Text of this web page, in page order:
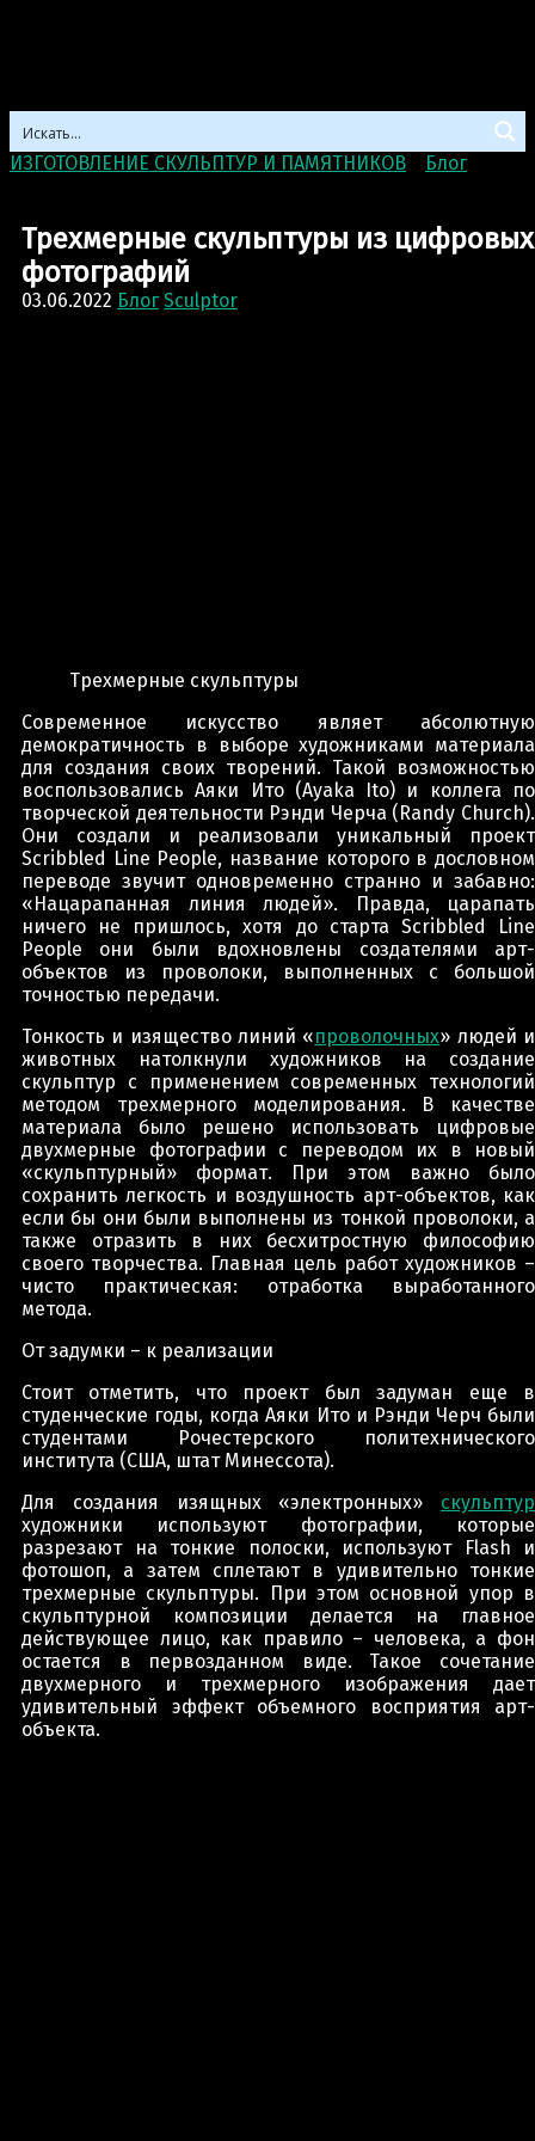
ИЗГОТОВЛЕНИЕ СКУЛЬПТУР И ПАМЯТНИКОВ Блог>
Трехмерные скульптуры из цифровых
фотографий
03.06.2022 Блог Sculptor
Трехмерные скульптуры
Современное искусство являет абсолютную
демократичность в выборе художниками материала
для создания своих творений. Такой возможностью
воспользовались Аяки Ито (Ayaka Ito) и коллега по
творческой деятельности Рэнди Черча (Randy Church).
Они создали и реализовали уникальный проект
Scribbled Line People, название которого в дословном
переводе звучит одновременно странно и забавно:
«Нацарапанная линия людей». Правда, царапать
ничего не пришлось, хотя до старта Scribbled Line
People они были вдохновлены создателями арт-
объектов из проволоки, выполненных с большой
точностью передачи.
Тонкость и изящество линий «проволочных» людей и
животных натолкнули художников на создание
скульптур с применением современных технологий
методом трехмерного моделирования. В качестве
материала было решено использовать цифровые
двухмерные фотографии с переводом их в новый
«скульптурный» формат. При этом важно было
сохранить легкость и воздушность арт-объектов, как
если бы они были выполнены из тонкой проволоки, а
также отразить в них бесхитростную философию
своего творчества. Главная цель работ художников –
чисто практическая: отработка выработанного
метода.
От задумки – к реализации
Стоит отметить, что проект был задуман еще в
студенческие годы, когда Аяки Ито и Рэнди Черч были
студентами Рочестерского политехнического
института (США, штат Минессота).
Для создания изящных «электронных» скульптур
художники используют фотографии, которые
разрезают на тонкие полоски, используют Flash и
фотошоп, а затем сплетают в удивительно тонкие
трехмерные скульптуры. При этом основной упор в
скульптурной композиции делается на главное
действующее лицо, как правило – человека, а фон
остается в первозданном виде. Такое сочетание
двухмерного и трехмерного изображения дает
удивительный эффект объемного восприятия арт-
объекта.